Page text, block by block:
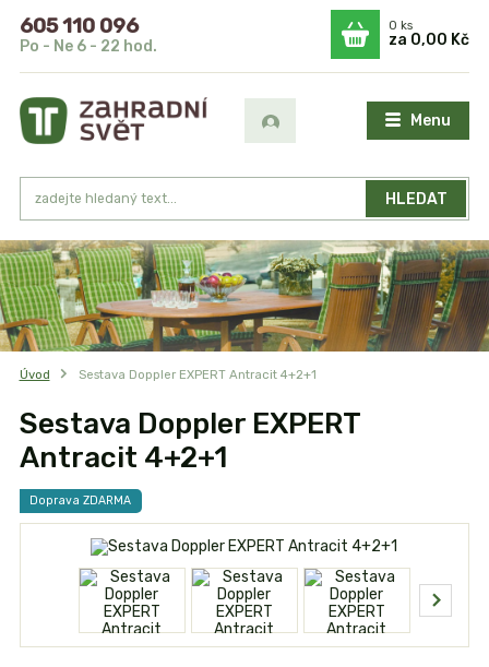
Menu
HLEDAT
605 110 096
Po - Ne 6 - 22 hod.
0ks
za 0,00 Kč
Úvod Sestava Doppler EXPERT Antracit 4+2+1
Sestava Doppler EXPERT
Antracit 4+2+1
Doprava ZDARMA